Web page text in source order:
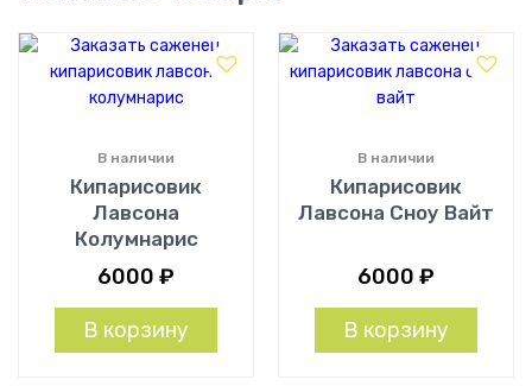
Кипарисовик
Лавсона
Колумнарис
В наличии
6000 ₽
В корзину
Кипарисовик
Лавсона Сноу Вайт
В наличии
6000 ₽
В корзину